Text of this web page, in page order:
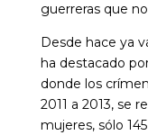
guerreras que
Desde hace ya
ha destacado
donde los
2011 a 2013, se
mujeres, sólo